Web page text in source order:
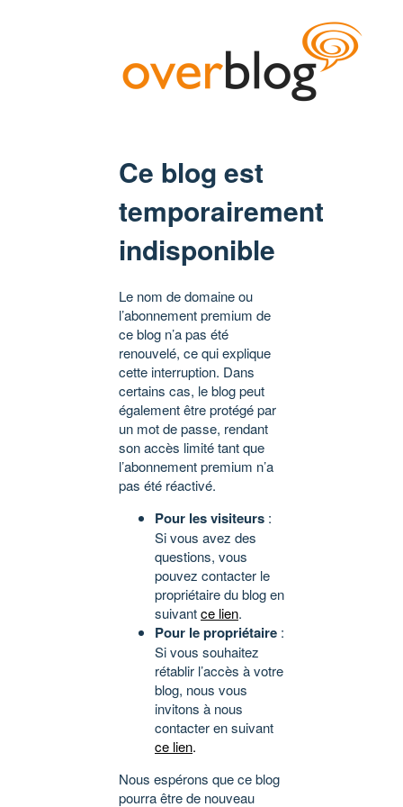
Ce blog est
temporairement
indisponible
Le nom de domaine ou
l’abonnement premium de
ce blog n’a pas été
renouvelé, ce qui explique
cette interruption. Dans
certains cas, le blog peut
également être protégé par
un mot de passe, rendant
son accès limité tant que
l’abonnement premium n’a
pas été réactivé.
Pour les visiteurs :
Si vous avez des
questions, vous
pouvez contacter le
propriétaire du blog en
suivantce lien.
Pour le propriétaire :
Si vous souhaitez
rétablir l’accès à votre
blog, nous vous
invitons à nous
contacter en suivant
ce lien.
Nous espérons que ce blog
pourra être de nouveau